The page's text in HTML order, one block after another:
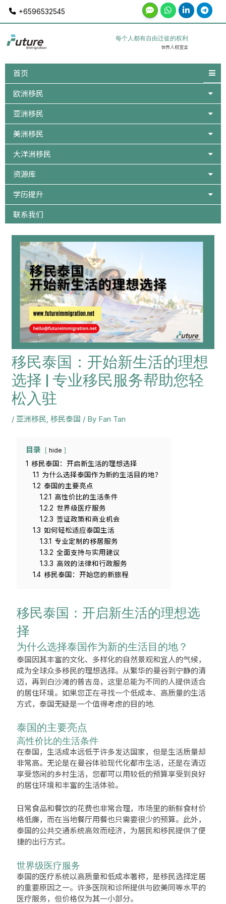
content
+6596532545
每个人都有自由迁徙的权利
世界人权宣言
首页
欧洲移民
亚洲移民
美洲移民
大洋洲移民
资源库
学历提升
联系我们
移民泰国：开始新生活的理想
选择 | 专业移民服务帮助您轻
松入驻
/ 亚洲移民 ,移民泰国 / By Fan Tan
目录 hide
1 移民泰国：开启新生活的理想选择
1.1 为什么选择泰国作为新的生活目的地？
1.2 泰国的主要亮点
1.2.1 高性价比的生活条件
1.2.2 世界级医疗服务
1.2.3 签证政策和商业机会
1.3 如何轻松适应泰国生活
1.3.1 专业定制的移居服务
1.3.2 全面支持与实用建议
1.3.3 高效的法律和行政服务
1.4 移民泰国：开始您的新旅程
移民泰国：开启新生活的理想选
择
为什么选择泰国作为新的生活目的地？
泰国因其丰富的文化、多样化的自然景观和宜人的气候，
成为全球众多移民的理想选择。从繁华的曼谷到宁静的清
迈，再到白沙滩的普吉岛，这里总能为不同的人提供适合
的居住环境。如果您正在寻找一个低成本、高质量的生活
方式，泰国无疑是一个值得考虑的目的地.
泰国的主要亮点
高性价比的生活条件
在泰国，生活成本远低于许多发达国家，但是生活质量却
非常高。无论是在曼谷体验现代化都市生活，还是在清迈
享受悠闲的乡村生活，您都可以用较低的预算享受到良好
的居住环境和丰富的生活体验。
日常食品和餐饮的花费也非常合理，市场里的新鲜食材价
格低廉，而在当地餐厅用餐也只需要很少的预算。此外，
泰国的公共交通系统高效而经济，为居民和移民提供了便
捷的出行方式。
世界级医疗服务
泰国的医疗系统以高质量和低成本著称，是移民选择定居
的重要原因之一。许多医院和诊所提供与欧美同等水平的
医疗服务，但价格仅为其一小部分。
Post